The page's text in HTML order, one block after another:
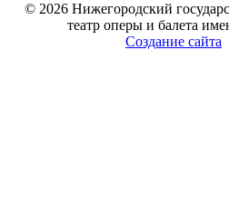
© 2026 Нижегородский
театр оперы и балета
Создание сайта